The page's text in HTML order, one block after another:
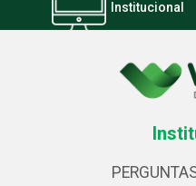
Institucional